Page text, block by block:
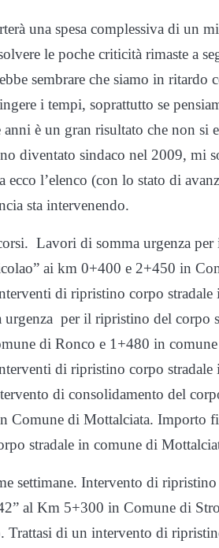
una spesa complessiva di un
le poche criticità rimaste a
sembrare che siamo in ritardo
i tempi, soprattutto se
è un gran risultato che non
diventato sindaco nel 2009, mi
l’elenco (con lo stato di
sta intervenendo.
Lavori di somma urgenza
ai km 0+400 e 2+450 in
di ripristino corpo
per il ripristino del corpo
di Ronco e 1+480 in
di ripristino corpo
di consolidamento del
Comune di Mottalciata. Importo
stradale in comune di
settimane. Intervento di
al Km 5+300 in Comune di
Trattasi di un intervento di